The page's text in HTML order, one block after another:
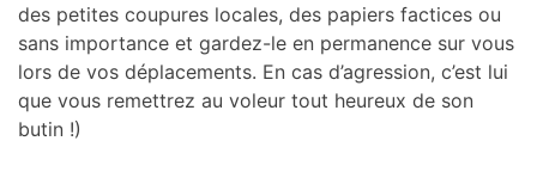
des petites coupures locales, des papiers factices ou
sans importance et gardez-le en permanence sur vous
lors de vos déplacements. En cas d’agression, c’est lui
que vous remettrez au voleur tout heureux de son
butin !)